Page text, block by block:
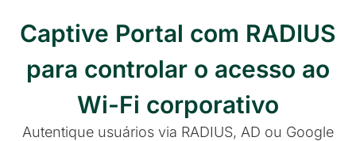
Captive Portal com RADIUS
para controlar o acesso ao
Wi-Fi corporativo
Autentique usuários via RADIUS, AD ou Google